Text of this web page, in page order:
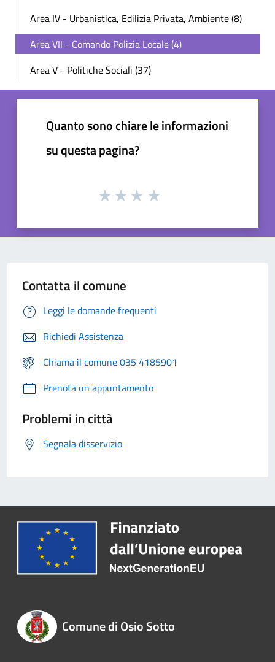
Area IV - Urbanistica, Edilizia Privata, Ambiente (8)
Area VII - Comando Polizia Locale (4)
Area V - Politiche Sociali (37)
Quanto sono chiare le informazioni
su questa pagina?
Contatta il comune
Leggi le domande frequenti
Richiedi Assistenza
Chiama il comune 035 4185901
Prenota un appuntamento
Problemi in città
Segnala disservizio
Comune di Osio Sotto